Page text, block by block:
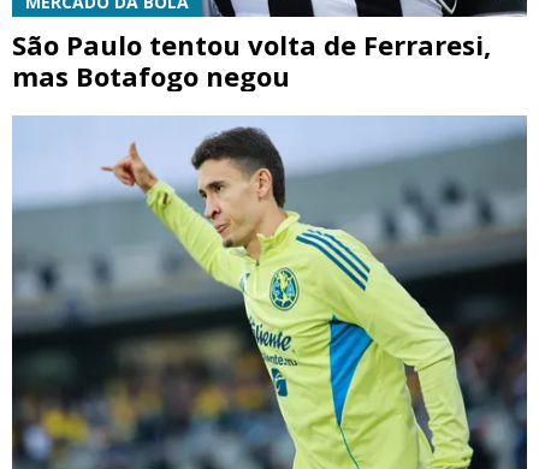
São Paulo tentou volta de Ferraresi,
mas Botafogo negou